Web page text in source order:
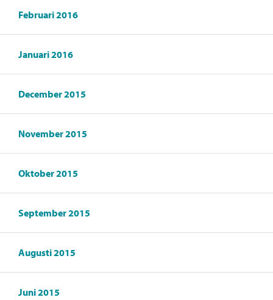
Februari 2016
Januari 2016
December 2015
November 2015
Oktober 2015
September 2015
Augusti 2015
Juni 2015